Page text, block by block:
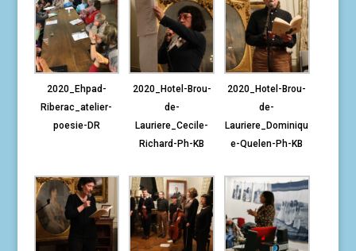
2020_Ehpad-
Riberac_atelier-
poesie-DR
2020_Hotel-Brou-
de-
Lauriere_Cecile-
Richard-Ph-KB
2020_Hotel-Brou-
de-
Lauriere_Dominiqu
e-Quelen-Ph-KB